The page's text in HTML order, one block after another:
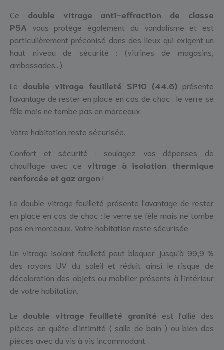
Ce double vitrage anti-effraction de classe
P5A vous protège également du vandalisme et est
particulièrement préconisé dans des lieux qui exigent un
haut niveau de sécurité : (vitrines de magasins,
ambassades...).
Le double vitrage feuilleté SP10 (44.6) présente
l'avantage de rester en place en cas de choc : le verre se
fêle mais ne tombe pas en morceaux.
Votre habitation reste sécurisée.
Confort et sécurité : soulagez vos dépenses de
chauffage avec ce vitrage à isolation thermique
renforcée et gaz argon !
Le double vitrage feuilleté présente l'avantage de rester
en place en cas de choc : le verre se fêle mais ne tombe
pas en morceaux. Votre habitation reste sécurisée.
Un vitrage isolant feuilleté peut bloquer jusqu'à 99,9 %
des rayons UV du soleil et réduit ainsi le risque de
décoloration des objets ou mobilier présents à l'intérieur
de votre habitation.
Le double vitrage feuilleté granité est l'allié des
pièces en quête d'intimité ( salle de bain ) ou bien des
pièces avec du vis à vis incommodant.